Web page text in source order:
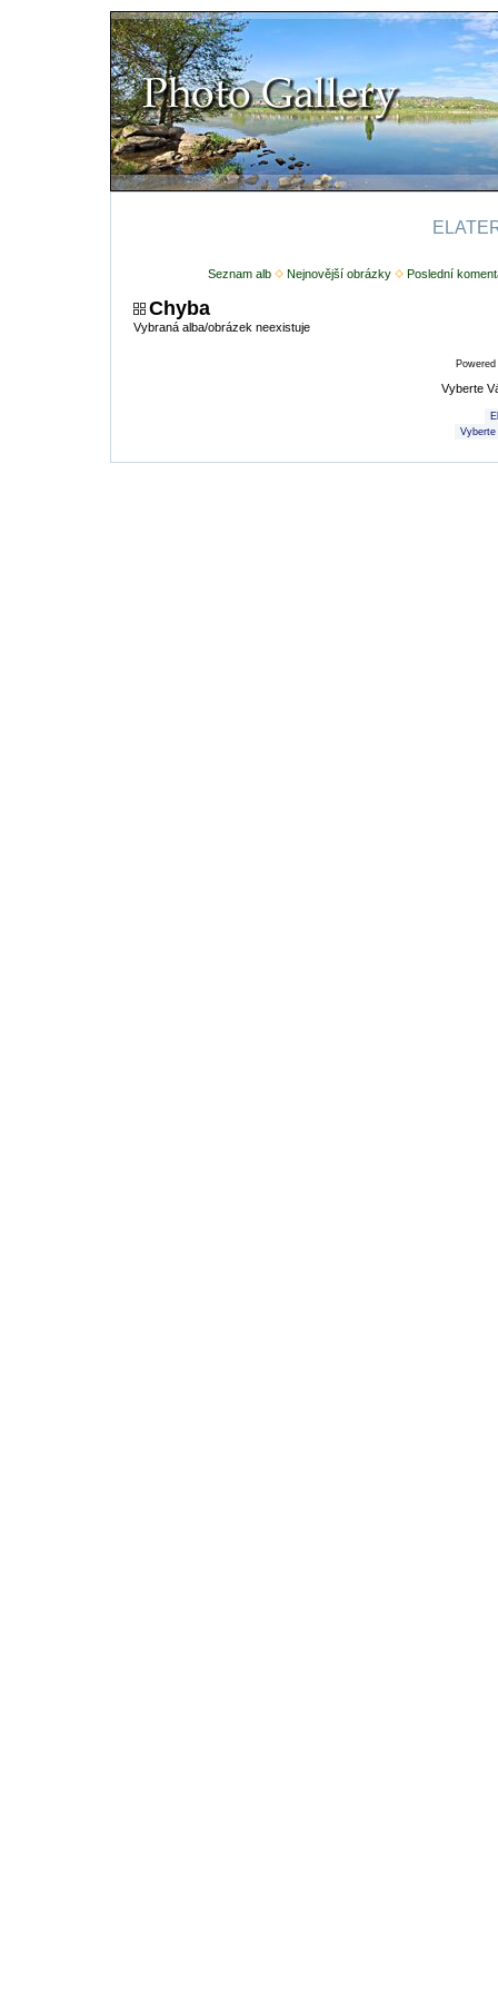
Seznam alb Nejnovější obrázky Poslední
Chyba
Vybraná alba/obrázek neexistuje
Vyberte